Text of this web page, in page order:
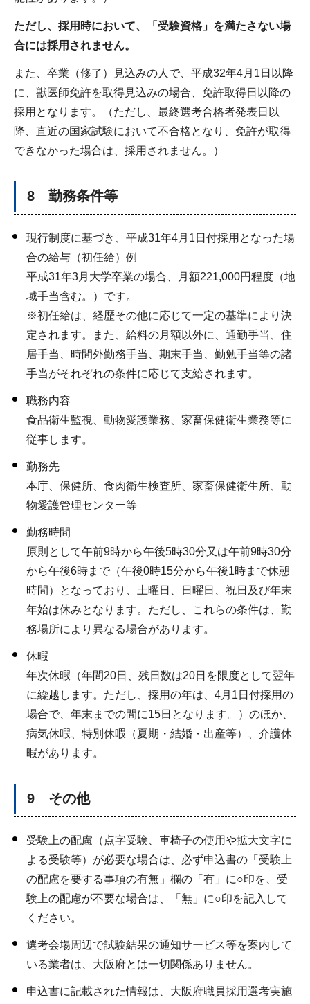
ただし、採用時において、「受験資格」を満たさない場
合には採用されません。
また、卒業（修了）見込みの人で、平成32年4月1日以降
に、獣医師免許を取得見込みの場合、免許取得日以降の
採用となります。（ただし、最終選考合格者発表日以
降、直近の国家試験において不合格となり、免許が取得
できなかった場合は、採用されません。）
8 勤務条件等
現行制度に基づき、平成31年4月1日付採用となった場
合の給与（初任給）例
平成31年3月大学卒業の場合、月額221,000円程度（地
域手当含む。）です。
※初任給は、経歴その他に応じて一定の基準により決
定されます。また、給料の月額以外に、通勤手当、住
居手当、時間外勤務手当、期末手当、勤勉手当等の諸
手当がそれぞれの条件に応じて支給されます。
職務内容
食品衛生監視、動物愛護業務、家畜保健衛生業務等に
従事します。
勤務先
本庁、保健所、食肉衛生検査所、家畜保健衛生所、動
物愛護管理センター等
勤務時間
原則として午前9時から午後5時30分又は午前9時30分
から午後6時まで（午後0時15分から午後1時まで休憩
時間）となっており、土曜日、日曜日、祝日及び年末
年始は休みとなります。ただし、これらの条件は、勤
務場所により異なる場合があります。
休暇
年次休暇（年間20日、残日数は20日を限度として翌年
に繰越します。ただし、採用の年は、4月1日付採用の
場合で、年末までの間に15日となります。）のほか、
病気休暇、特別休暇（夏期・結婚・出産等）、介護休
暇があります。
9 その他
受験上の配慮（点字受験、車椅子の使用や拡大文字に
よる受験等）が必要な場合は、必ず申込書の「受験上
の配慮を要する事項の有無」欄の「有」に○印を、受
験上の配慮が不要な場合は、「無」に○印を記入して
ください。
選考会場周辺で試験結果の通知サービス等を案内して
いる業者は、大阪府とは一切関係ありません。
申込書に記載された情報は、大阪府職員採用選考実施